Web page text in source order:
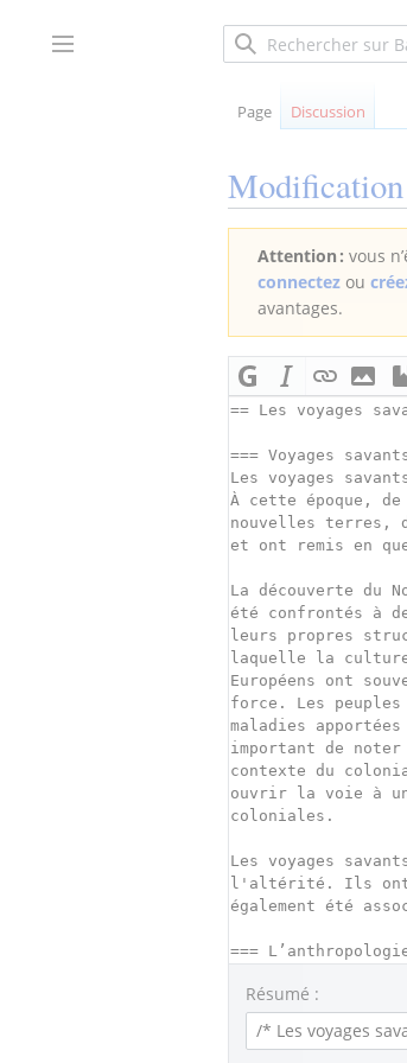
au Afficher / masquer la barre latérale
Page Discussion
Attention : vous
connectez ou
avantages.
Résumé :